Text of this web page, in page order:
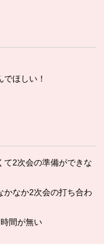
ほしい！
て2次会の準備ができな
かなか2次会の打ち合わ
間が無い